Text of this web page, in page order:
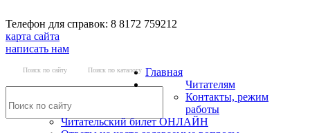
Телефон для справок: 8 8172 759212
карта сайта
написать нам
Поиск по сайту Поиск по каталогу Главная
Читателям
Контакты, режим
работы
Читательский билет ОНЛАЙН